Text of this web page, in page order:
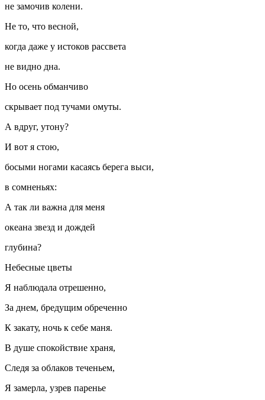
не замочив колени.
Не то, что весной,
когда даже у истоков рассвета
не видно дна.
Но осень обманчиво
скрывает под тучами омуты.
А вдруг, утону?
И вот я стою,
босыми ногами касаясь берега выси,
в сомненьях:
А так ли важна для меня
океана звезд и дождей
глубина?
Небесные цветы
Я наблюдала отрешенно,
За днем, бредущим обреченно
К закату, ночь к себе маня.
В душе спокойствие храня,
Следя за облаков теченьем,
Я замерла, узрев паренье